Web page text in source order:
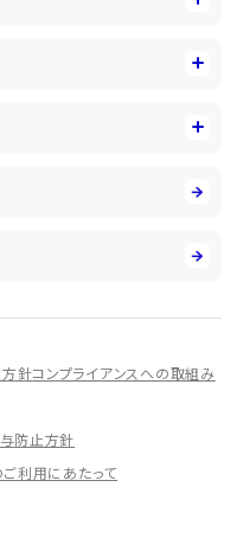
ト
針コンプライアンスへの取組み
防止方針
利用にあたって